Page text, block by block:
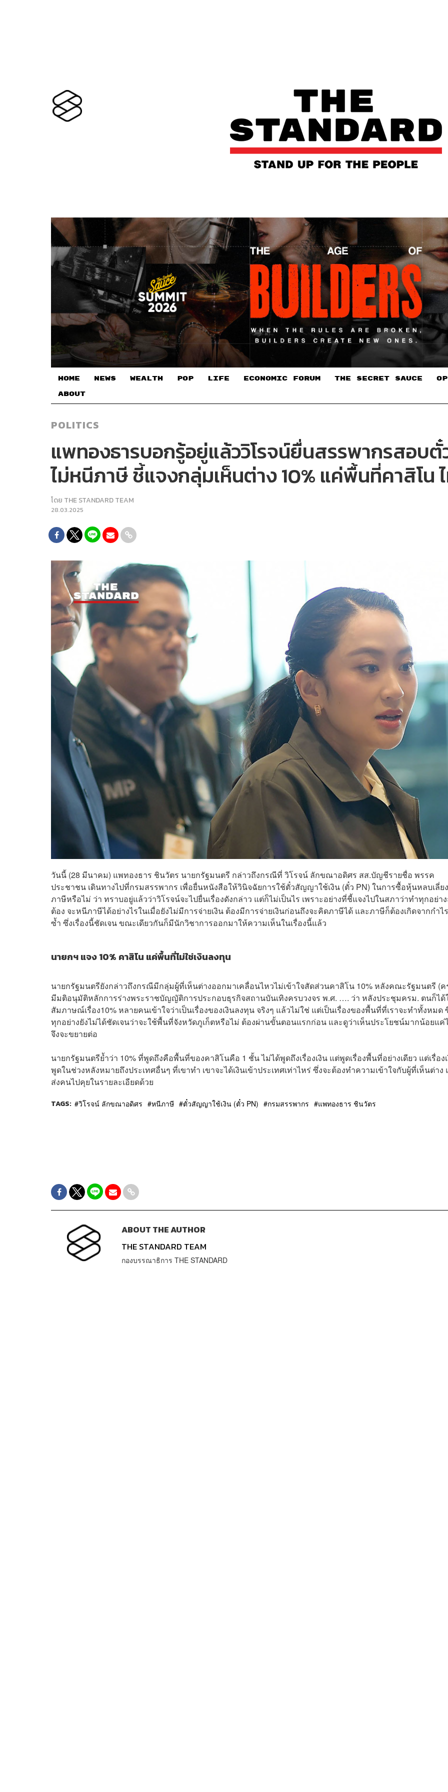
HOME NEWS WEALTH POP LIFE ECONOMIC FORUM THE SECRET SAUCE​
ABOUT
POLITICS
แพทองธารบอกรู้อยู่แล้ววิโรจน์ยื่นสรรพากรสอบ
ไม่หนีภาษี ชี้แจงกลุ่มเห็นต่าง 10% แค่พื้นที่คาสิโน
โดย THE STANDARD TEAM
28.03.2025
วันนี้ (28 มีนาคม) แพทองธาร ชินวัตร นายกรัฐมนตรี กล่าวถึงกรณีที่ วิโรจน์ ลักขณาอดิศร สส.บัญชีรายชื่อ พรรค
ประชาชน เดินทางไปที่กรมสรรพากร เพื่อยื่นหนังสือให้วินิจฉัยการใช้ตั๋วสัญญาใช้เงิน (ตั๋ว PN) ในการซื้อหุ้นหลบเลี่ยง
ภาษีหรือไม่ ว่า ทราบอยู่แล้วว่าวิโรจน์จะไปยื่นเรื่องดังกล่าว แต่ก็ไม่เป็นไร เพราะอย่างที่ชี้แจงไปในสภาว่าทำทุกอย่า
ต้อง จะหนีภาษีได้อย่างไรในเมื่อยังไม่มีการจ่ายเงิน ต้องมีการจ่ายเงินก่อนถึงจะคิดภาษีได้ และภาษีก็ต้องเกิดจากกำไ
ซ้ำ ซึ่งเรื่องนี้ชัดเจน ขณะเดียวกันก็มีนักวิชาการออกมาให้ความเห็นในเรื่องนี้แล้ว
นายกฯ แจง 10% คาสิโน แค่พื้นที่ไม่ใช่เงินลงทุน
นายกรัฐมนตรียังกล่าวถึงกรณีมีกลุ่มผู้ที่เห็นต่างออกมาเคลื่อนไหวไม่เข้าใจสัดส่วนคาสิโน 10% หลังคณะรัฐมนตรี (ค
มีมติอนุมัติหลักการร่างพระราชบัญญัติการประกอบธุรกิจสถานบันเทิงครบวงจร พ.ศ. …. ว่า หลังประชุมครม. ตนก็ได้
สัมภาษณ์เรื่อง10% หลายคนเข้าใจว่าเป็นเรื่องของเงินลงทุน จริงๆ แล้วไม่ใช่ แต่เป็นเรื่องของพื้นที่ที่เราจะทำทั้งหมด
ทุกอย่างยังไม่ได้ชัดเจนว่าจะใช้พื้นที่จังหวัดภูเก็ตหรือไม่ ต้องผ่านขั้นตอนแรกก่อน และดูว่าเห็นประโยชน์มากน้อยแค่
จึงจะขยายต่อ
นายกรัฐมนตรีย้ำว่า 10% ที่พูดถึงคือพื้นที่ของคาสิโนคือ 1 ชั้น ไม่ได้พูดถึงเรื่องเงิน แต่พูดเรื่องพื้นที่อย่างเดียว แต่เรื่อง
พูดในช่วงหลังหมายถึงประเทศอื่นๆ ที่เขาทำ เขาจะได้เงินเข้าประเทศเท่าไหร่ ซึ่งจะต้องทำความเข้าใจกับผู้ที่เห็นต่าง
ส่งคนไปคุยในรายละเอียดด้วย
TAGS: วิโรจน์ ลักขณาอดิศร หนีภาษี ตั๋วสัญญาใช้เงิน (ตั๋ว PN) กรมสรรพากร แพทองธาร ชินวัตร
ABOUT THE AUTHOR
THE STANDARD TEAM
กองบรรณาธิการ THE STANDARD